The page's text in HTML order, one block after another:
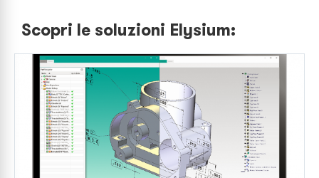
Scopri le soluzioni Elysium: